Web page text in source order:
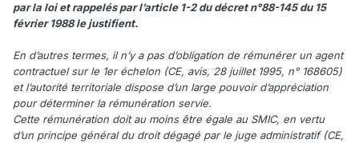
par la loi et rappelés par l’article 1-2 du décret n°88-145 du 15
février 1988 le justifient.
En d’autres termes, il n’y a pas d’obligation de rémunérer un agent
contractuel sur le 1er échelon (CE, avis, 28 juillet 1995, n° 168605)
et l’autorité territoriale dispose d’un large pouvoir d’appréciation
pour déterminer la rémunération servie.
Cette rémunération doit au moins être égale au SMIC, en vertu
d’un principe général du droit dégagé par le juge administratif (CE,